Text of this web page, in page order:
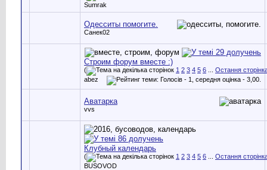
Sumrak
Одесситы помогите.
Санек02
Строим форум вместе :)
( 1 2 3 4 5 6
Остання
abez
Аватарка
vvs
Клубный календарь
( 1 2 3 4 5 6
Остання
BUSOVOD